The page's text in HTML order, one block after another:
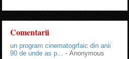
Comentarii
un program cinematogrfaic din anii
90 de unde as p... - Anonymous